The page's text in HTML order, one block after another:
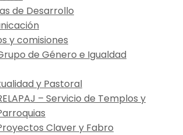
de Desarrollo
y comisiones
de Género e Igualdad
y Pastoral
– Servicio de Templos y
Claver y Fabro